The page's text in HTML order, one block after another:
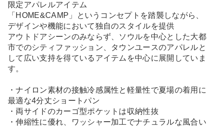
限定アパレルアイテム
「HOME&CAMP」というコンセプトを踏襲しながら、
デザインや機能において独自のスタイルを提供
アウトドアシーンのみならず、ソウルを中心とした大都
市でのシティファッション、タウンユースのアパレルと
して広い支持を得ているアイテムを中心に展開していま
す。
・ナイロン素材の接触冷感属性と軽量性で夏場の着用に
最適な4分丈ショートパン
・両サイドのカーゴ型ポケットは収納性抜
・伸縮性に優れ、ワッシャー加工でナチュラルな風合い